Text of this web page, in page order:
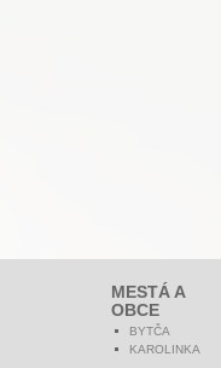
MESTÁ A
OBCE
BYTČA
KAROLINKA